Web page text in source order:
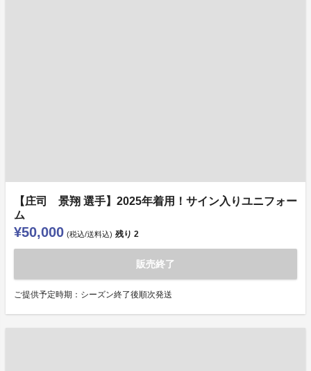
【庄司 景翔 選手】2025年着用！サイン入りユニフォー
ム
¥50,000 (税込/送料込) 残り 2
販売終了
ご提供予定時期：シーズン終了後順次発送